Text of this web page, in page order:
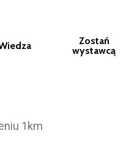
Zostań
wystawcą
1km